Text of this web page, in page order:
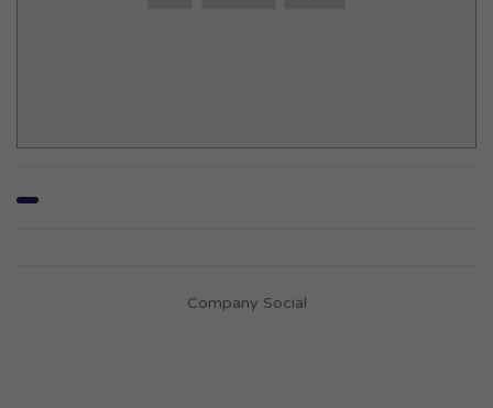
Company Social